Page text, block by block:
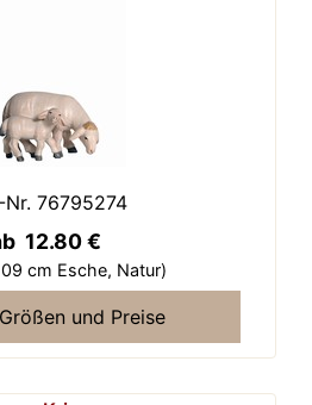
76795274
12.80 €
cm Esche, Natur)
und Preise